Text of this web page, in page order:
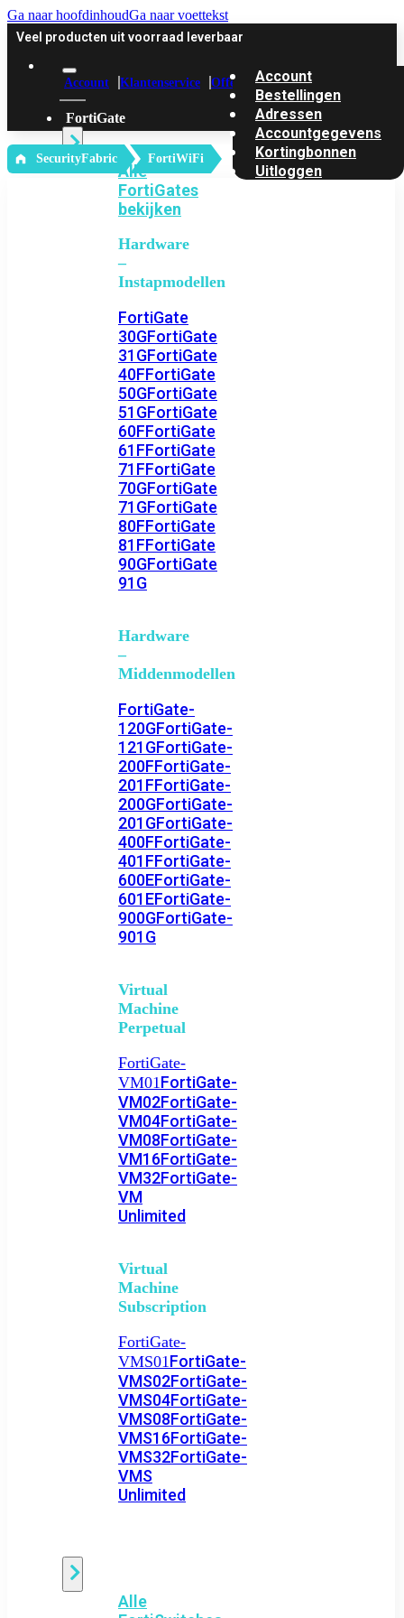
Ga naar hoofdinhoudGa naar voettekst
Veel producten uit voorraad leverbaar
Account Klantenservice Offerte
FortiGate
Alle
FortiGates
bekijken
Hardware
–
Instapmodellen
FortiGate
30GFortiGate
31GFortiGate
40FFortiGate
50GFortiGate
51GFortiGate
60FFortiGate
61FFortiGate
71FFortiGate
70GFortiGate
71GFortiGate
80FFortiGate
81FFortiGate
90GFortiGate
91G
Hardware
–
Middenmodellen
FortiGate-
120GFortiGate-
121GFortiGate-
200FFortiGate-
201FFortiGate-
200GFortiGate-
201GFortiGate-
400FFortiGate-
401FFortiGate-
600EFortiGate-
601EFortiGate-
900GFortiGate-
901G
Virtual
Machine
Perpetual
FortiGate-
VM01FortiGate-
VM02FortiGate-
VM04FortiGate-
VM08FortiGate-
VM16FortiGate-
VM32FortiGate-
VM
Unlimited
Virtual
Machine
Subscription
FortiGate-
VMS01FortiGate-
VMS02FortiGate-
VMS04FortiGate-
VMS08FortiGate-
VMS16FortiGate-
VMS32FortiGate-
VMS
Unlimited
Alle
Account
Bestellingen
Adressen
Accountgegevens
Kortingbonnen
Uitloggen
‎ SecurityFabric FortiWiFi